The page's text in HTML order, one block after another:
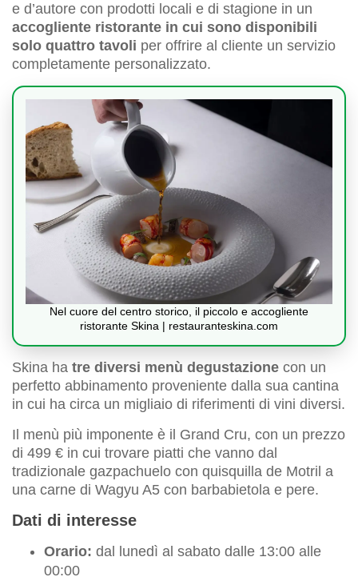
e d’autore con prodotti locali e di stagione in un
accogliente ristorante in cui sono disponibili
solo quattro tavoli per offrire al cliente un servizio
completamente personalizzato.
Nel cuore del centro storico, il piccolo e accogliente
ristorante Skina | restauranteskina.com
Skina ha tre diversi menù degustazione con un
perfetto abbinamento proveniente dalla sua cantina
in cui ha circa un migliaio di riferimenti di vini diversi.
Il menù più imponente è il Grand Cru, con un prezzo
di 499 € in cui trovare piatti che vanno dal
tradizionale gazpachuelo con quisquilla de Motril a
una carne di Wagyu A5 con barbabietola e pere.
Dati di interesse
Orario: dal lunedì al sabato dalle 13:00 alle
00:00